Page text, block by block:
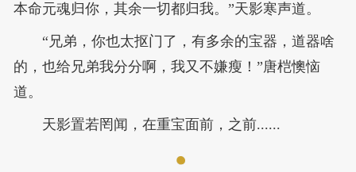
本命元魂归你，其余一切都归我。”天影寒声道。
“兄弟，你也太抠门了，有多余的宝器，道器啥
的，也给兄弟我分分啊，我又不嫌瘦！”唐桤懊恼
道。
天影置若罔闻，在重宝面前，之前......